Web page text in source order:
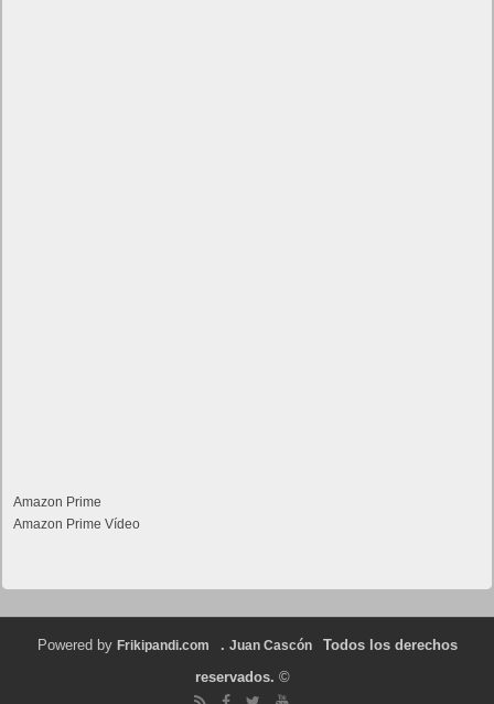
Amazon Prime
Amazon Prime Vídeo
Powered by Frikipandi.com . Juan Cascón
Todos los derechos
reservados. ©